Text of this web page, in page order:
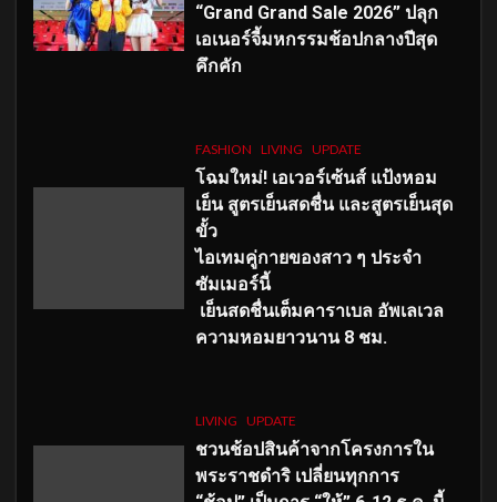
“Grand Grand Sale 2026” ปลุก
เอเนอร์จี้มหกรรมช้อปกลางปีสุด
คึกคัก
FASHION LIVING UPDATE
โฉมใหม่! เอเวอร์เซ้นส์ แป้งหอม
เย็น สูตรเย็นสดชื่น และสูตรเย็นสุด
ขั้ว
ไอเทมคู่กายของสาว ๆ ประจำ
ซัมเมอร์นี้
เย็นสดชื่นเต็มคาราเบล อัพเลเวล
ความหอมยาวนาน 8 ชม.
LIVING UPDATE
ชวนช้อปสินค้าจากโครงการใน
พระราชดำริ เปลี่ยนทุกการ